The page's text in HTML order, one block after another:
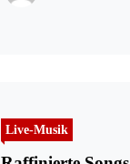
Live-Musik